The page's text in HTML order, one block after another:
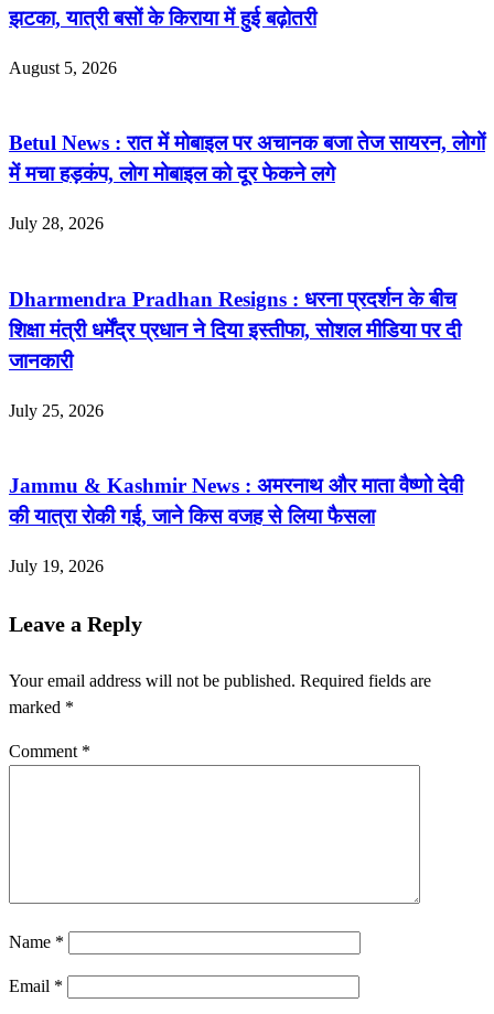
झटका, यात्री बसों के किराया में हुई बढ़ोतरी
August 5, 2026
Betul News : रात में मोबाइल पर अचानक बजा तेज सायरन, लोगों
में मचा हड़कंप, लोग मोबाइल को दूर फेकने लगे
July 28, 2026
Dharmendra Pradhan Resigns : धरना प्रदर्शन के बीच
शिक्षा मंत्री धर्मेंद्र प्रधान ने दिया इस्तीफा, सोशल मीडिया पर दी
जानकारी
July 25, 2026
Jammu & Kashmir News : अमरनाथ और माता वैष्णो देवी
की यात्रा रोकी गई, जाने किस वजह से लिया फैसला
July 19, 2026
Leave a Reply
Your email address will not be published. Required fields are
marked *
Comment *
Name *
Email *